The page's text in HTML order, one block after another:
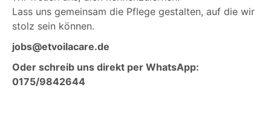
Lass uns gemeinsam die Pflege gestalten, auf die wir
stolz sein können.
jobs@etvoilacare.de
Oder schreib uns direkt per WhatsApp:
0175/9842644